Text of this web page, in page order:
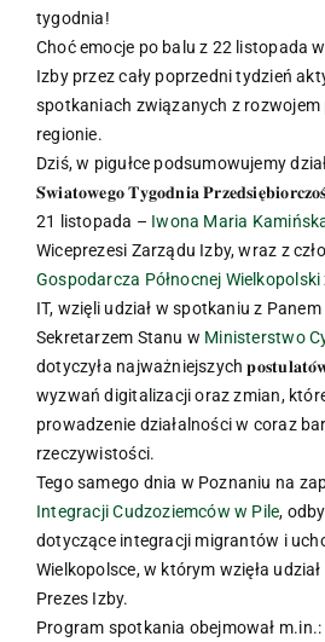
tygodnia!
Choć emocje po balu z 22 listopada
Izby przez cały poprzedni tydzień
spotkaniach związanych z rozwojem
regionie.
Dziś, w pigułce podsumowujemy
𝐒́𝐰𝐢𝐚𝐭𝐨𝐰𝐞𝐠𝐨 𝐓𝐲𝐠𝐨𝐝𝐧𝐢𝐚
21 listopada – Iwona Maria
Wiceprezesi Zarządu Izby, wraz z
Gospodarcza Północnej Wielkopolski
IT, wzięli udział w spotkaniu z Panem
Sekretarzem Stanu w Ministerstwo
dotyczyła najważniejszych 𝐩𝐨𝐬𝐭𝐮𝐥𝐚𝐭𝐨́𝐰
wyzwań digitalizacji oraz zmian,
prowadzenie działalności w coraz
rzeczywistości.
Tego samego dnia w Poznaniu na
Integracji Cudzoziemców w Pile,
dotyczące integracji migrantów i
Wielkopolsce, w którym wzięła udział
Prezes Izby.
Program spotkania obejmował m.in.: